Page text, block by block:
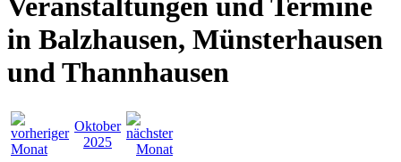
in Balzhausen, Münsterhausen
und Thannhausen
Oktober
2025